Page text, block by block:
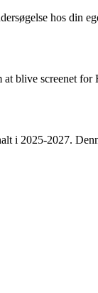
hos din
blive screenet
2025-2027.